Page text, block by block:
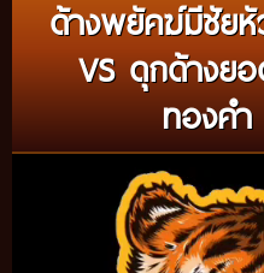
ด้างพยัคฆ์มีชัยหั
VS ดุกด้างย
ทองค